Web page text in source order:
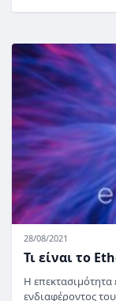
28/08/2021
Τι είναι το
Η επεκτασιμότητα
ενδιαφέροντος